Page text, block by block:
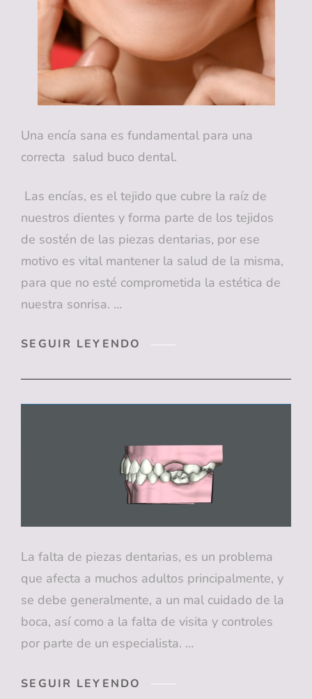
Una encía sana es fundamental para una
correcta salud buco dental.
Las encías, es el tejido que cubre la raíz de
nuestros dientes y forma parte de los tejidos
de sostén de las piezas dentarias, por ese
motivo es vital mantener la salud de la misma,
para que no esté comprometida la estética de
nuestra sonrisa. …
SEGUIR LEYENDO
¿CÓMO
ENCIAS
A
TENER
EN
CUENTA.
La falta de piezas dentarias, es un problema
que afecta a muchos adultos principalmente, y
se debe generalmente, a un mal cuidado de la
boca, así como a la falta de visita y controles
por parte de un especialista. …
SEGUIR LEYENDO
FALTA